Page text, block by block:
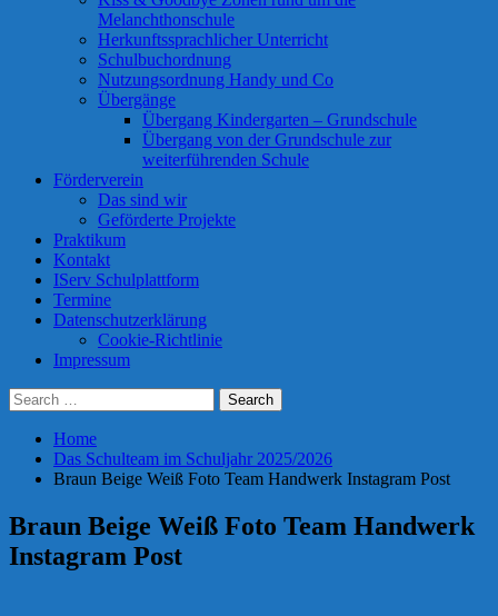
Melanchthonschule
Herkunftssprachlicher Unterricht
Schulbuchordnung
Nutzungsordnung Handy und Co
Übergänge
Übergang Kindergarten – Grundschule
Übergang von der Grundschule zur
weiterführenden Schule
Förderverein
Das sind wir
Geförderte Projekte
Praktikum
Kontakt
IServ Schulplattform
Termine
Datenschutzerklärung
Cookie-Richtlinie
Impressum
Search
Search
Close
Search
for:
Search
Home
Das Schulteam im Schuljahr 2025/2026
Braun Beige Weiß Foto Team Handwerk Instagram Post
Braun Beige Weiß Foto Team Handwerk
Instagram Post